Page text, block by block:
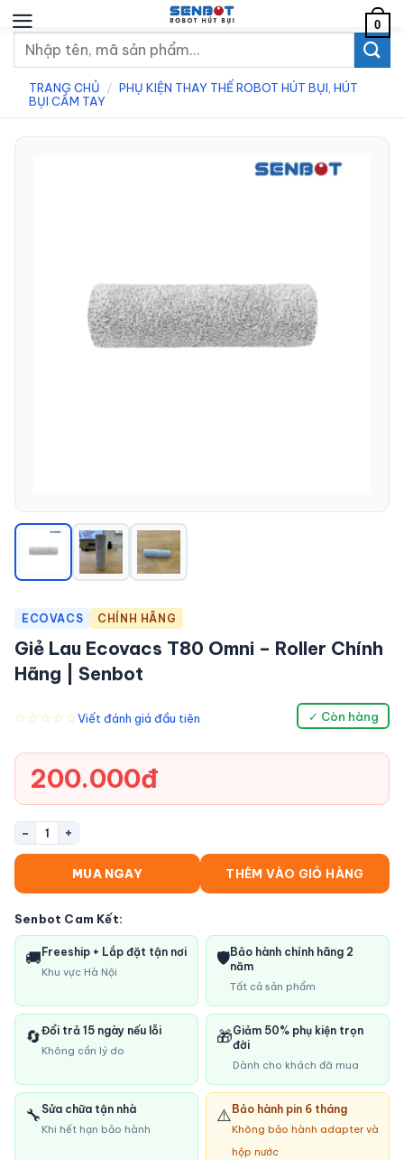
Chuyển
đến
0
Tìm
kiếm:
TRANG CHỦ / PHỤ KIỆN THAY THẾ ROBOT HÚT BỤI, HÚT
BỤI CẦM TAY
ECOVACS CHÍNH HÃNG
Giẻ Lau Ecovacs T80 Omni – Roller Chính
Hãng | Senbot
☆☆☆☆☆Viết đánh giá đầu tiên ✓ Còn hàng
200.000đ
− 1 +
THÊM VÀO GIỎ HÀNG
MUA NGAY
Senbot Cam Kết:
🚚 Freeship + Lắp đặt tận nơi
Khu vực Hà Nội
🛡️Bảo hành chính hãng 2
năm
Tất cả sản phẩm
🔄Đổi trả 15 ngày nếu lỗi
Không cần lý do
🎁Giảm 50% phụ kiện trọn
đời
Dành cho khách đã mua
🔧 Sửa chữa tận nhà
Khi hết hạn bảo hành
⚠️ Bảo hành pin 6 tháng
Không bảo hành adapter và
hộp nước